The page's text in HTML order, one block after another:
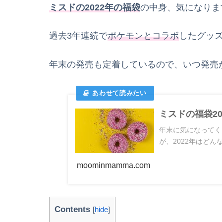
ミスドの2022年の福袋の中身、気になり
過去3年連続でポケモンとコラボ したグッ
年末の発売も定着しているので、いつ発
ミスドの福袋
年末に気になって
が、2022年はどん
moominmamma.com
Contents [hide]